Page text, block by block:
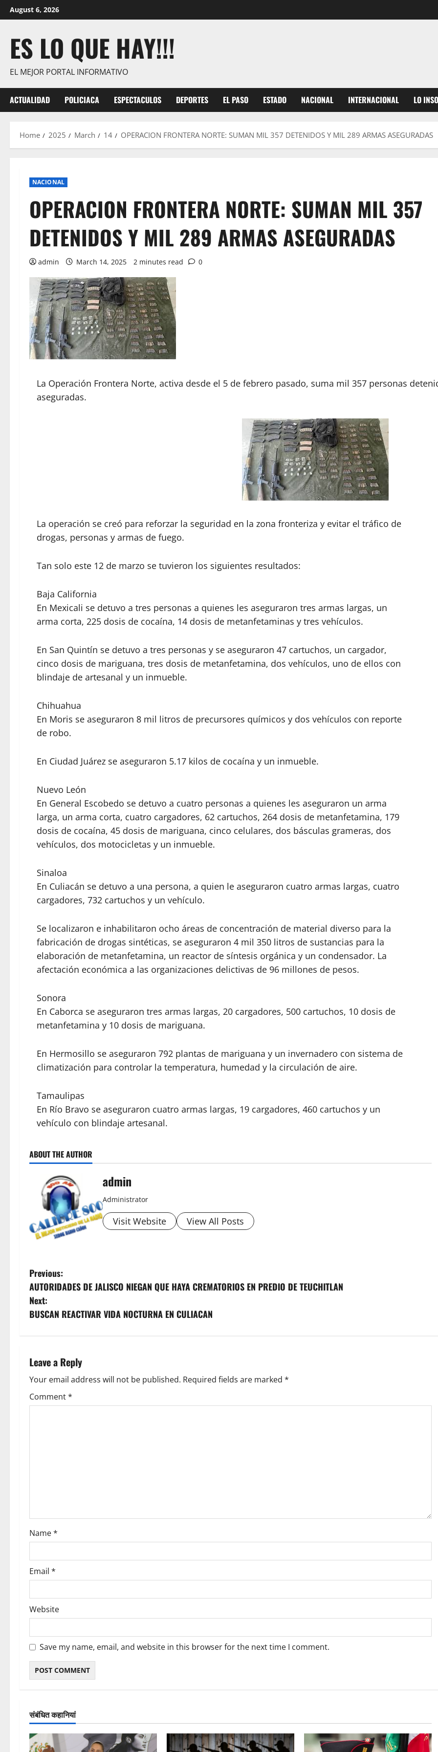
Skip
to
August 6, 2026
ES LO QUE HAY!!!
EL MEJOR PORTAL INFORMATIVO
ACTUALIDAD POLICIACA ESPECTACULOS DEPORTES EL PASO ESTADO NACIONAL INTERNACIONAL LO
Home 2025 March 14 OPERACION FRONTERA NORTE: SUMAN MIL 357 DETENIDOS Y MIL 289 ARMAS ASEGURADAS
NACIONAL
OPERACION FRONTERA NORTE: SUMAN MIL 357
DETENIDOS Y MIL 289 ARMAS ASEGURADAS
admin March 14, 2025 2 minutes read 0
La Operación Frontera Norte, activa desde el 5 de febrero pasado, suma mil 357 personas
aseguradas.
La operación se creó para reforzar la seguridad en la zona fronteriza y evitar el tráfico de
drogas, personas y armas de fuego.
Tan solo este 12 de marzo se tuvieron los siguientes resultados:
Baja California
En Mexicali se detuvo a tres personas a quienes les aseguraron tres armas largas, un
arma corta, 225 dosis de cocaína, 14 dosis de metanfetaminas y tres vehículos.
En San Quintín se detuvo a tres personas y se aseguraron 47 cartuchos, un cargador,
cinco dosis de mariguana, tres dosis de metanfetamina, dos vehículos, uno de ellos con
blindaje de artesanal y un inmueble.
Chihuahua
En Moris se aseguraron 8 mil litros de precursores químicos y dos vehículos con reporte
de robo.
En Ciudad Juárez se aseguraron 5.17 kilos de cocaína y un inmueble.
Nuevo León
En General Escobedo se detuvo a cuatro personas a quienes les aseguraron un arma
larga, un arma corta, cuatro cargadores, 62 cartuchos, 264 dosis de metanfetamina, 179
dosis de cocaína, 45 dosis de mariguana, cinco celulares, dos básculas grameras, dos
vehículos, dos motocicletas y un inmueble.
Sinaloa
En Culiacán se detuvo a una persona, a quien le aseguraron cuatro armas largas, cuatro
cargadores, 732 cartuchos y un vehículo.
Se localizaron e inhabilitaron ocho áreas de concentración de material diverso para la
fabricación de drogas sintéticas, se aseguraron 4 mil 350 litros de sustancias para la
elaboración de metanfetamina, un reactor de síntesis orgánica y un condensador. La
afectación económica a las organizaciones delictivas de 96 millones de pesos.
Sonora
En Caborca se aseguraron tres armas largas, 20 cargadores, 500 cartuchos, 10 dosis de
metanfetamina y 10 dosis de mariguana.
En Hermosillo se aseguraron 792 plantas de mariguana y un invernadero con sistema de
climatización para controlar la temperatura, humedad y la circulación de aire.
Tamaulipas
En Río Bravo se aseguraron cuatro armas largas, 19 cargadores, 460 cartuchos y un
vehículo con blindaje artesanal.
ABOUT THE AUTHOR
admin
Administrator
Visit Website View All Posts
P
o
s
n
a
v
o
n
Previous:
AUTORIDADES DE JALISCO NIEGAN QUE HAYA CREMATORIOS EN PREDIO DE TEUCHITLAN
Next:
BUSCAN REACTIVAR VIDA NOCTURNA EN CULIACAN
Leave a Reply
Your email address will not be published. Required fields are marked *
Comment*
Name*
Email *
Website
Save my name, email, and website in this browser for the next time I comment.
संबंधित कहानियां